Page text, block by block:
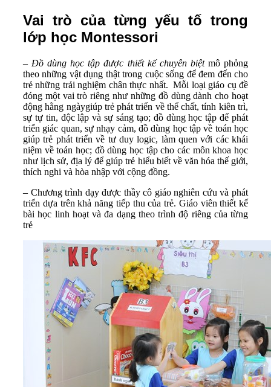
Vai trò của từng yếu tố trong
lớp học Montessori
– Đồ dùng học tập được thiết kế chuyên biệtmô phỏng
theo những vật dụng thật trong cuộc sống để đem đến cho
trẻ những trải nghiệm chân thực nhất. Mỗi loại giáo cụ đề
đóng một vai trò riêng như những đồ dùng dành cho hoạt
động hằng ngàygiúp trẻ phát triển về thể chất, tính kiên trì,
sự tự tin, độc lập và sự sáng tạo; đồ dùng học tập để phát
triển giác quan, sự nhạy cảm, đồ dùng học tập về toán học
giúp trẻ phát triển về tư duy logic, làm quen với các khái
niệm về toán học; đồ dùng học tập cho các môn khoa học
như lịch sử, địa lý để giúp trẻ hiểu biết về văn hóa thế giới,
thích nghi và hòa nhập với cộng đồng.
– Chương trình dạy được thầy cô giáo nghiên cứu và phát
triển dựa trên khả năng tiếp thu của trẻ. Giáo viên thiết kế
bài học linh hoạt và đa dạng theo trình độ riêng của từng
trẻ